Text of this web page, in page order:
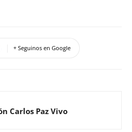
+ Seguinos en Google
Carlos Paz Vivo